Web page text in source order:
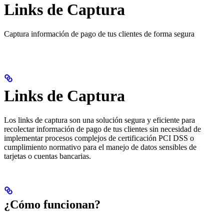
Links de Captura
Captura información de pago de tus clientes de forma segura
Links de Captura
Los links de captura son una solución segura y eficiente para
recolectar información de pago de tus clientes sin necesidad de
implementar procesos complejos de certificación PCI DSS o
cumplimiento normativo para el manejo de datos sensibles de
tarjetas o cuentas bancarias.
¿Cómo funcionan?